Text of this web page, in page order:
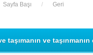
Sayfa Başı / Geri
taşımanın ve